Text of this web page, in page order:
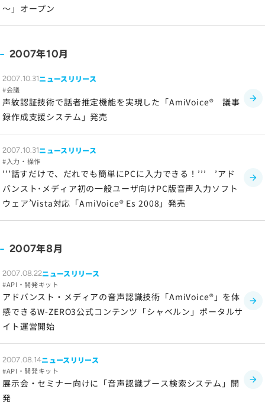
～」オープン
2007年10月
2007.10.31ニュースリリース
会議
声紋認証技術で話者推定機能を実現した「AmiVoice® 議事
録作成支援システム」発売
2007.10.31ニュースリリース
入力・操作
’’’話すだけで、だれでも簡単にPCに入力できる！’’’ ’アド
バンスト･メディア初の一般ユーザ向けPC版音声入力ソフト
ウェア’Vista対応「AmiVoice® Es 2008 」発売
2007年8月
2007.08.22ニュースリリース
API・開発キット
アドバンスト・メディアの音声認識技術「AmiVoice® 」を体
感できるW-ZERO3公式コンテンツ「シャベルン」ポータルサ
イト運営開始
2007.08.14ニュースリリース
API・開発キット
展示会・セミナー向けに「音声認識ブース検索システム」開
発